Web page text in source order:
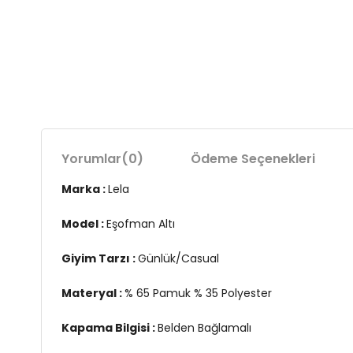
Yorumlar(0) Ödeme Seçenekleri
Marka :Lela
Model :Eşofman Altı
Giyim Tarzı :Günlük/Casual
Materyal :% 65 Pamuk % 35 Polyester
Kapama Bilgisi :Belden Bağlamalı